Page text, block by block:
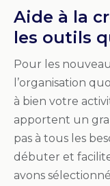
Aide à la
les outils
Pour les
l’organisation
à bien votre
apportent un
pas à tous les
débuter et
avons